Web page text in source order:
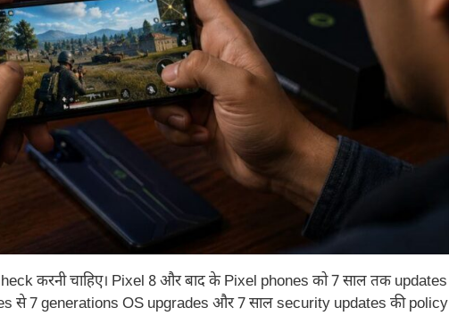
करनी चाहिए। Pixel 8 और बाद के Pixel phones को 7 साल तक updates
से 7 generations OS upgrades और 7 साल security updates की policy